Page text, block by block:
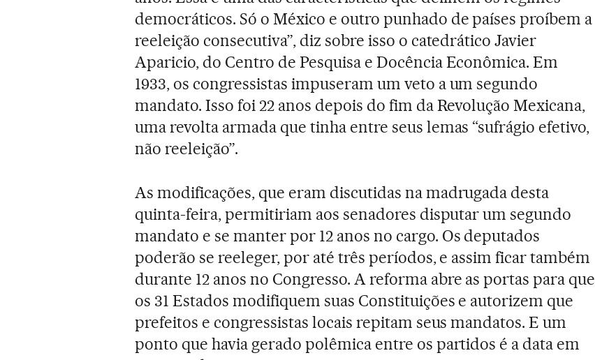
democráticos. Só o México e outro punhado de países proíbem a
reeleição consecutiva”, diz sobre isso o catedrático Javier
Aparicio, do Centro de Pesquisa e Docência Econômica. Em
1933, os congressistas impuseram um veto a um segundo
mandato. Isso foi 22 anos depois do fim da Revolução Mexicana,
uma revolta armada que tinha entre seus lemas “sufrágio efetivo,
não reeleição”.
As modificações, que eram discutidas na madrugada desta
quinta-feira, permitiriam aos senadores disputar um segundo
mandato e se manter por 12 anos no cargo. Os deputados
poderão se reeleger, por até três períodos, e assim ficar também
durante 12 anos no Congresso. A reforma abre as portas para que
os 31 Estados modifiquem suas Constituições e autorizem que
prefeitos e congressistas locais repitam seus mandatos. E um
ponto que havia gerado polêmica entre os partidos é a data em